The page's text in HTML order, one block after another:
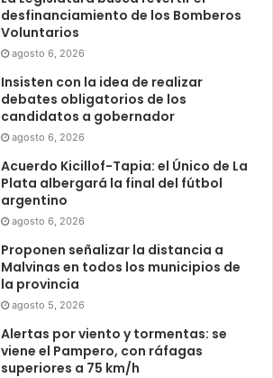
desfinanciamiento de los Bomberos
Voluntarios
agosto 6, 2026
Insisten con la idea de realizar
debates obligatorios de los
candidatos a gobernador
agosto 6, 2026
Acuerdo Kicillof-Tapia: el Único de La
Plata albergará la final del fútbol
argentino
agosto 6, 2026
Proponen señalizar la distancia a
Malvinas en todos los municipios de
la provincia
agosto 5, 2026
Alertas por viento y tormentas: se
viene el Pampero, con ráfagas
superiores a 75 km/h